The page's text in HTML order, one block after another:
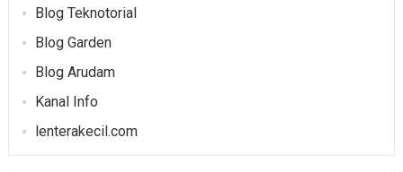
Blog Teknotorial
Blog Garden
Blog Arudam
Kanal Info
lenterakecil.com